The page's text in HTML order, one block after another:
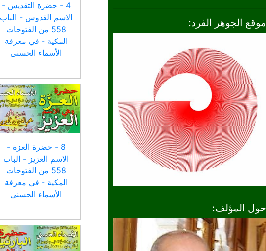
موقع الجوهر الفرد:
حول المؤلف:
4 - حضرة التقديس -
الاسم القدوس - الباب
558 من الفتوحات
المكية - في معرفة
الأسماء الحسنى
8 - حضرة العزة -
الاسم العزيز - الباب
558 من الفتوحات
المكية - في معرفة
الأسماء الحسنى